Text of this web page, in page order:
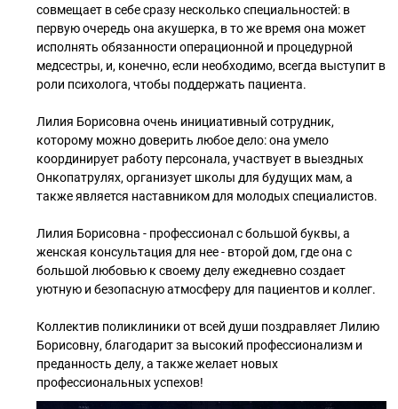
совмещает в себе сразу несколько специальностей: в
первую очередь она акушерка, в то же время она может
исполнять обязанности операционной и процедурной
медсестры, и, конечно, если необходимо, всегда выступит в
роли психолога, чтобы поддержать пациента.
Лилия Борисовна очень инициативный сотрудник,
которому можно доверить любое дело: она умело
координирует работу персонала, участвует в выездных
Онкопатрулях, организует школы для будущих мам, а
также является наставником для молодых специалистов.
Лилия Борисовна - профессионал с большой буквы, а
женская консультация для нее - второй дом, где она с
большой любовью к своему делу ежедневно создает
уютную и безопасную атмосферу для пациентов и коллег.
Коллектив поликлиники от всей души поздравляет Лилию
Борисовну, благодарит за высокий профессионализм и
преданность делу, а также желает новых
профессиональных успехов!